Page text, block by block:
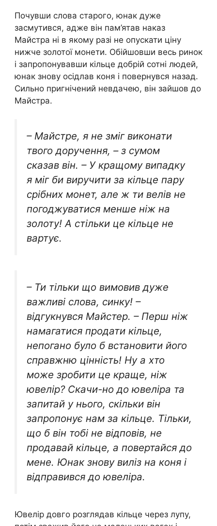
Почувши слова старого, юнак дуже
засмутився, адже він пам’ятав наказ
Майстра ні в якому разі не опускати ціну
нижче золотої монети. Обійшовши весь ринок
і запропонувавши кільце добрій сотні людей,
юнак знову осідлав коня і повернувся назад.
Сильно пригнічений невдачею, він зайшов до
Майстра.
– Майстре, я не зміг виконати
твого доручення, – з сумом
сказав він. – У кращому випадку
я міг би виручити за кільце пару
срібних монет, але ж ти велів не
погоджуватися менше ніж на
золоту! А стільки це кільце не
вартує.
– Ти тільки що вимовив дуже
важливі слова, синку! –
відгукнувся Майстер. – Перш ніж
намагатися продати кільце,
непогано було б встановити його
справжню цінність! Ну а хто
може зробити це краще, ніж
ювелір? Скачи-но до ювеліра та
запитай у нього, скільки він
запропонує нам за кільце. Тільки,
що б він тобі не відповів, не
продавай кільце, а повертайся до
мене. Юнак знову виліз на коня і
відправився до ювеліра.
Ювелір довго розглядав кільце через лупу,